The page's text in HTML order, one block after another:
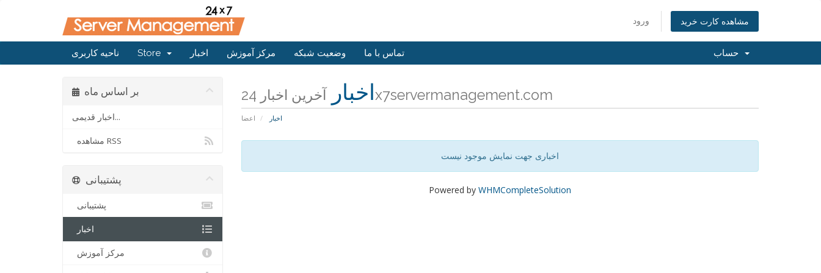
ورود مشاهده کارت خرید
ناحیه کاربری Store اخبار مرکز آموزش وضعیت شبکه تماس با ما
اخبارآخرین اخبار 24x7servermanagement.com
اعضا اخبار
بر اساس ماه
اخبار قدیمی...
مشاهده RSS
اخباری جهت نمایش موجود نیست
Powered by WHMCompleteSolution
پشتیبانی
پشتیبانی
اخبار
مرکز آموزش